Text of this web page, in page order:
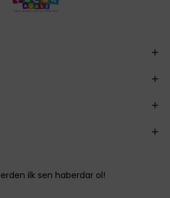
ilk sen haberdar ol!